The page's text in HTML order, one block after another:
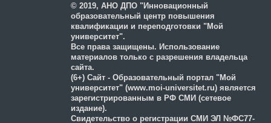
© 2019, АНО ДПО "Инновационный
образовательный центр повышения
квалификации и переподготовки "Мой
университет".
Все права защищены. Использование
материалов только с разрешения владельца
сайта.
(6+) Сайт - Образовательный портал "Мой
университет" (www.moi-universitet.ru) является
зарегистрированным в РФ СМИ (сетевое
издание).
Свидетельство о регистрации СМИ ЭЛ №ФС77-